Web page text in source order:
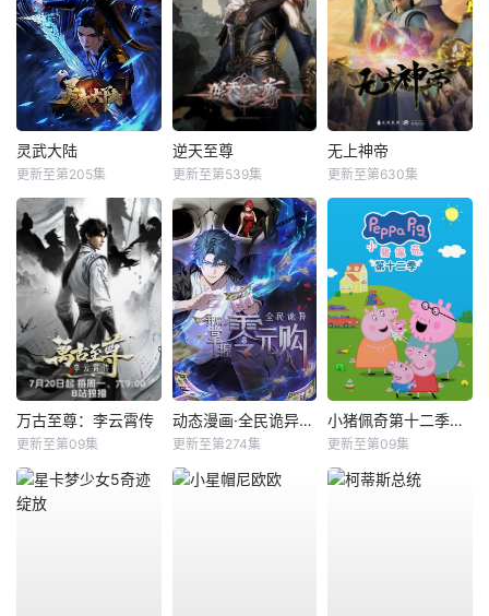
灵武大陆
更新至第205集
逆天至尊
更新至第539集
无上神帝
更新至第630集
万古至尊：李云霄传
更新至第09集
动态漫画·全民诡异：开局掌握零元购
更新至第274集
小猪佩奇第十二季国语
更新至第09集